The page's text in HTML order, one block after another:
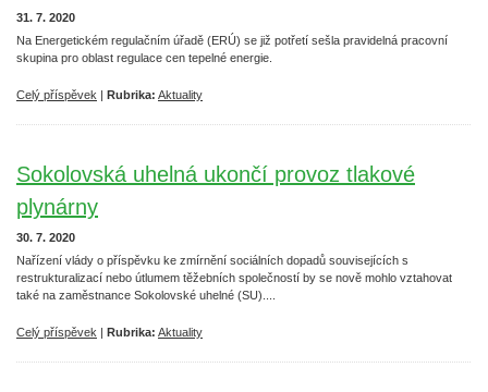
31. 7. 2020
Na Energetickém regulačním úřadě (ERÚ) se již potřetí sešla pravidelná pracovní
skupina pro oblast regulace cen tepelné energie.
Celý příspěvek | Rubrika: Aktuality
Sokolovská uhelná ukončí provoz tlakové
plynárny
30. 7. 2020
Nařízení vlády o příspěvku ke zmírnění sociálních dopadů souvisejících s
restrukturalizací nebo útlumem těžebních společností by se nově mohlo vztahovat
také na zaměstnance Sokolovské uhelné (SU)....
Celý příspěvek | Rubrika: Aktuality